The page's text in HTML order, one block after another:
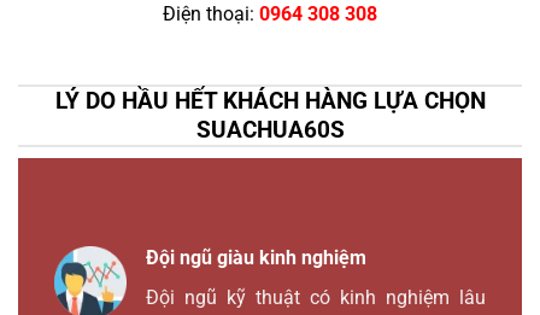
Điện thoại: 0964 308 308
LÝ DO HẦU HẾT KHÁCH HÀNG LỰA CHỌN
SUACHUA60S
Đội ngũ giàu kinh nghiệm
Đội ngũ kỹ thuật có kinh nghiệm lâu